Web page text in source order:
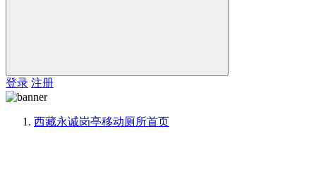
登录 注册
西藏永诚岗亭移动厕所首页